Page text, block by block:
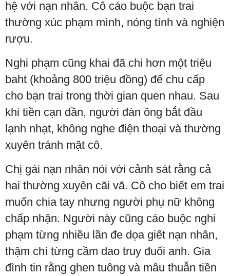
hệ với nạn nhân. Cô cáo buộc bạn trai
thường xúc phạm mình, nóng tính và nghiện
rượu.
Nghi phạm cũng khai đã chi hơn một triệu
baht (khoảng 800 triệu đồng) để chu cấp
cho bạn trai trong thời gian quen nhau. Sau
khi tiền cạn dần, người đàn ông bắt đầu
lạnh nhạt, không nghe điện thoại và thường
xuyên tránh mặt cô.
Chị gái nạn nhân nói với cảnh sát rằng cả
hai thường xuyên cãi vã. Cô cho biết em trai
muốn chia tay nhưng người phụ nữ không
chấp nhận. Người này cũng cáo buộc nghi
phạm từng nhiều lần đe dọa giết nạn nhân,
thậm chí từng cầm dao truy đuổi anh. Gia
đình tin rằng ghen tuông và mâu thuẫn tiền